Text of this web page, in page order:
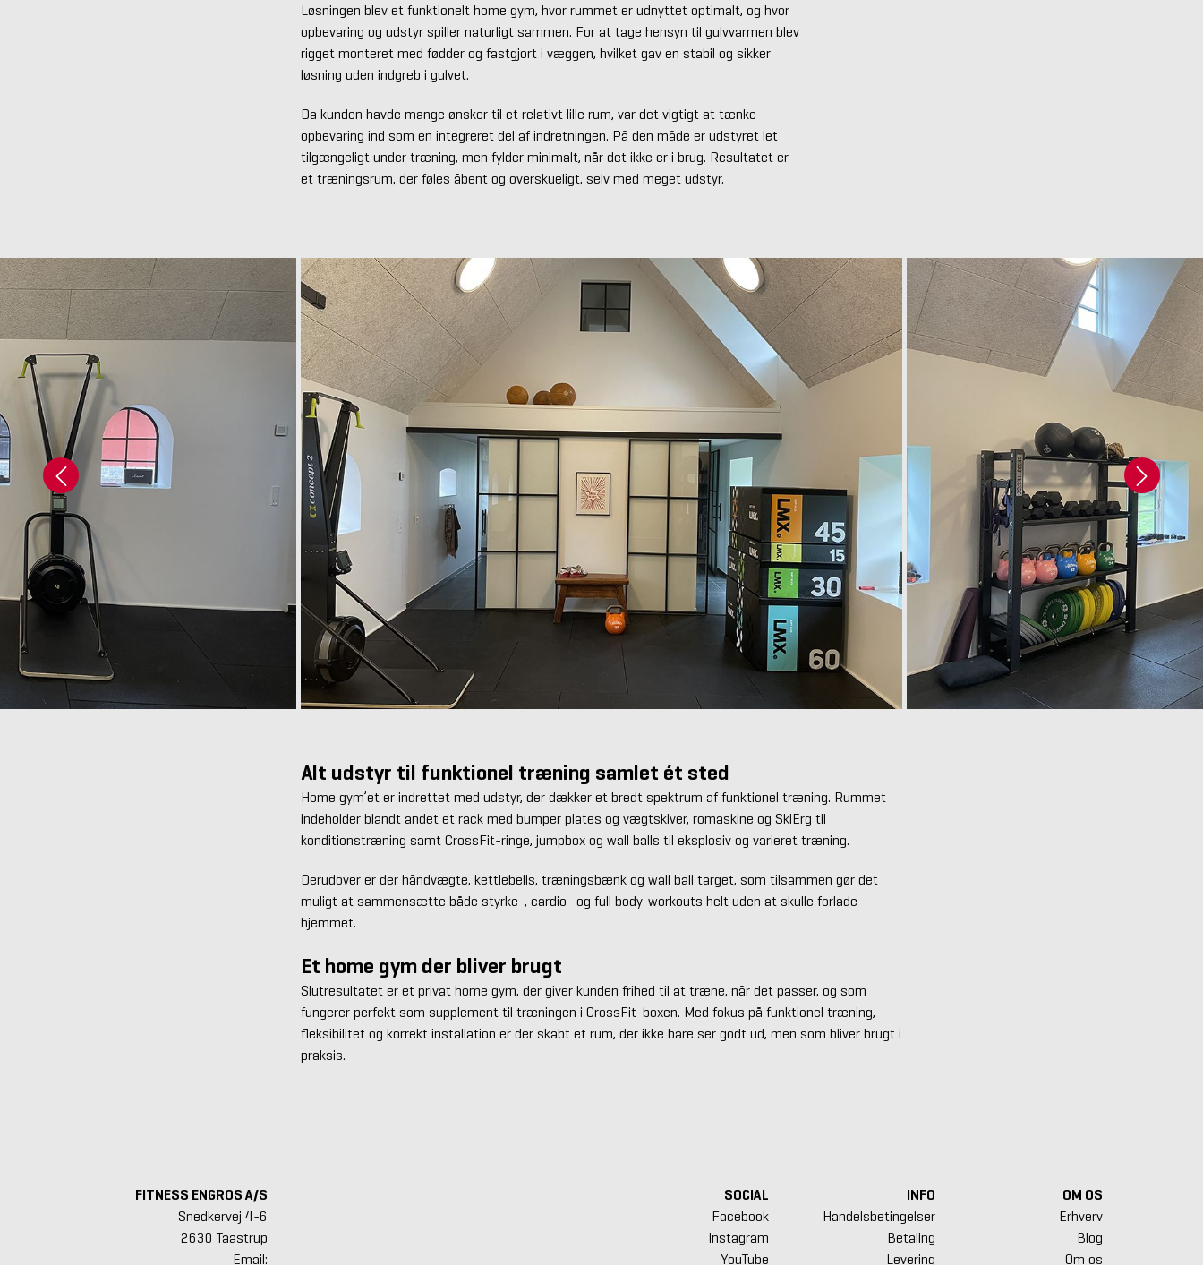
Løsningen blev et funktionelt home gym, hvor rummet er udnyttet optimalt, og hvor
opbevaring og udstyr spiller naturligt sammen. For at tage hensyn til gulvvarmen blev
rigget monteret med fødder og fastgjort i væggen, hvilket gav en stabil og sikker
løsning uden indgreb i gulvet.
Da kunden havde mange ønsker til et relativt lille rum, var det vigtigt at tænke
opbevaring ind som en integreret del af indretningen. På den måde er udstyret let
tilgængeligt under træning, men fylder minimalt, når det ikke er i brug. Resultatet er
et træningsrum, der føles åbent og overskueligt, selv med meget udstyr.
Alt udstyr til funktionel træning samlet ét sted
Home gym’et er indrettet med udstyr, der dækker et bredt spektrum af funktionel træning. Rummet
indeholder blandt andet et rack med bumper plates og vægtskiver, romaskine og SkiErg til
konditionstræning samt CrossFit-ringe, jumpbox og wall balls til eksplosiv og varieret træning.
Derudover er der håndvægte, kettlebells, træningsbænk og wall ball target, som tilsammen gør det
muligt at sammensætte både styrke-, cardio- og full body-workouts helt uden at skulle forlade
hjemmet.
Et home gym der bliver brugt
Slutresultatet er et privat home gym, der giver kunden frihed til at træne, når det passer, og som
fungerer perfekt som supplement til træningen i CrossFit-boxen. Med fokus på funktionel træning,
fleksibilitet og korrekt installation er der skabt et rum, der ikke bare ser godt ud, men som bliver brugt i
praksis.
FITNESS ENGROS A/S
Snedkervej 4-6
2630 Taastrup
Email:
SOCIAL
Facebook
Instagram
YouTube
INFO
Handelsbetingelser
Betaling
Levering
OM OS
Erhverv
Blog
Om os